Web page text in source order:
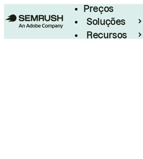
Preços
Soluções
Recursos